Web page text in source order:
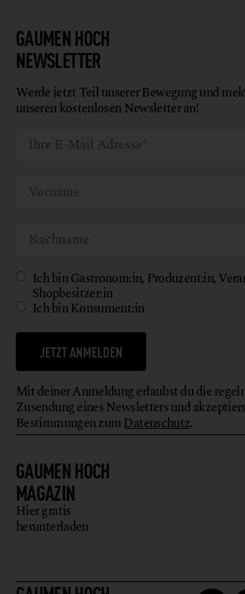
GAUMEN HOCH
MAGAZIN
Hier gratis
herunterladen
GAUMEN HOCH
NEWSLETTER
Werde jetzt Teil unserer Bewegung und
unseren kostenlosen Newsletter an!
Ich bin Gastronom:in, Produzent:in,
Shopbesitzer:in
Ich bin Konsument:in
JETZT ANMELDEN
Mit deiner Anmeldung erlaubst du die
Zusendung eines Newsletters und
Bestimmungen zumDatenschutz.